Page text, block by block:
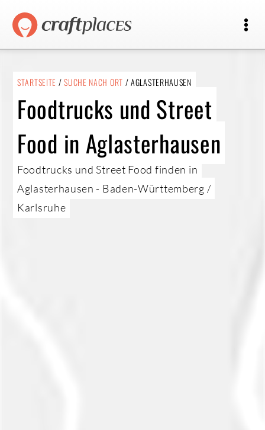
STARTSEITE /SUCHE NACH ORT / AGLASTERHAUSEN
Foodtrucks und Street
Food in Aglasterhausen
Foodtrucks und Street Food finden in
Aglasterhausen - Baden-Württemberg /
Karlsruhe